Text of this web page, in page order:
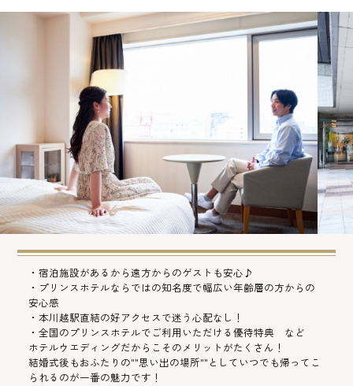
・宿泊施設があるから遠方からのゲストも安心♪
・プリンスホテルならではの知名度で幅広い年齢層の方からの
安心感
・本川越駅直結の好アクセスで迷う心配なし！
・全国のプリンスホテルでご利用いただける優待特典 など
ホテルウエディングだからこそのメリットがたくさん！
結婚式後もおふたりの""思い出の場所""としていつでも帰ってこ
られるのが一番の魅力です！